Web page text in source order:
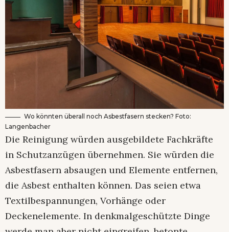
Wo könnten überall noch Asbestfasern stecken? Foto:
Langenbacher
Die Reinigung würden ausgebildete Fachkräfte
in Schutzanzügen übernehmen. Sie würden die
Asbestfasern absaugen und Elemente entfernen,
die Asbest enthalten können. Das seien etwa
Textilbespannungen, Vorhänge oder
Deckenelemente. In denkmalgeschützte Dinge